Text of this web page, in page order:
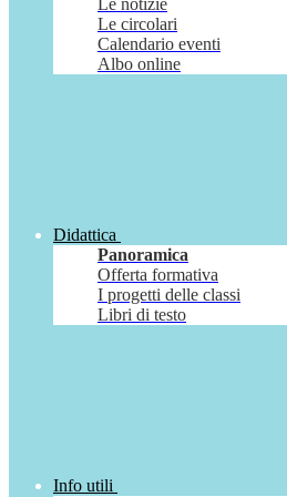
Le notizie
Le circolari
Calendario eventi
Albo online
Didattica
Panoramica
Offerta formativa
I progetti delle classi
Libri di testo
Info utili